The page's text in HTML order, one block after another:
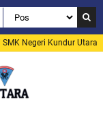
Negeri Kundur Utara